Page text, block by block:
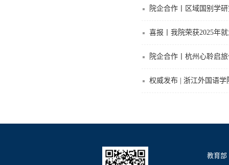
院企合作丨区域国别学
喜报丨我院荣获2025年
院企合作丨杭州心聆启
权威发布 | 浙江外国语学
教育部